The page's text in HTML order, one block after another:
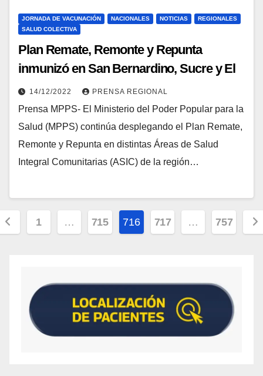
JORNADA DE VACUNACIÓN NACIONALES NOTICIAS
REGIONALES
SALUD COLECTIVA
Plan Remate, Remonte y Repunta
inmunizó en San Bernardino, Sucre y El
Recreo
14/12/2022 PRENSA REGIONAL
Prensa MPPS- El Ministerio del Poder Popular para la
Salud (MPPS) continúa desplegando el Plan Remate,
Remonte y Repunta en distintas Áreas de Salud
Integral Comunitarias (ASIC) de la región…
1 … 715 716 717 … 757